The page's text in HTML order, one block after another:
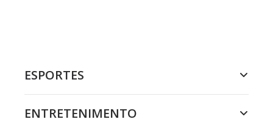
ESPORTES
ENTRETENIMENTO